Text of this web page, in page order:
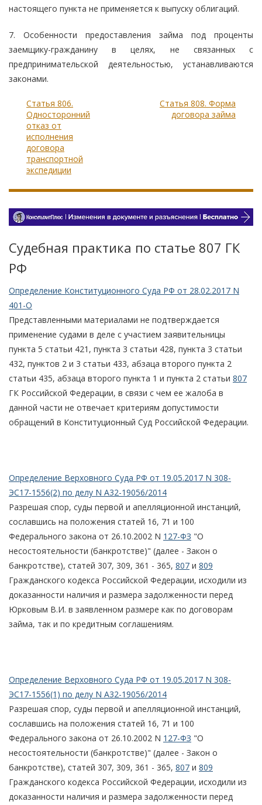
настоящего пункта не применяется к выпуску облигаций.
7. Особенности предоставления займа под проценты
заемщику-гражданину в целях, не связанных с
предпринимательской деятельностью, устанавливаются
законами.
Статья 806.
Односторонний
отказ от
исполнения
договора
транспортной
экспедиции
Статья 808. Форма
договора займа
Судебная практика по статье 807 ГК
РФ
Определение Конституционного Суда РФ от 28.02.2017 N
401-О
Представленными материалами не подтверждается
применение судами в деле с участием заявительницы
пункта 5 статьи 421, пункта 3 статьи 428, пункта 3 статьи
432, пунктов 2 и 3 статьи 433, абзаца второго пункта 2
статьи 435, абзаца второго пункта 1 и пункта 2 статьи 807
ГК Российской Федерации, в связи с чем ее жалоба в
данной части не отвечает критериям допустимости
обращений в Конституционный Суд Российской Федерации.
Определение Верховного Суда РФ от 19.05.2017 N 308-
ЭС17-1556(2) по делу N А32-19056/2014
Разрешая спор, суды первой и апелляционной инстанций,
сославшись на положения статей 16, 71 и 100
Федерального закона от 26.10.2002 N 127-ФЗ "О
несостоятельности (банкротстве)" (далее - Закон о
банкротстве), статей 307, 309, 361 - 365, 807 и 809
Гражданского кодекса Российской Федерации, исходили из
доказанности наличия и размера задолженности перед
Юрковым В.И. в заявленном размере как по договорам
займа, так и по кредитным соглашениям.
Определение Верховного Суда РФ от 19.05.2017 N 308-
ЭС17-1556(1) по делу N А32-19056/2014
Разрешая спор, суды первой и апелляционной инстанций,
сославшись на положения статей 16, 71 и 100
Федерального закона от 26.10.2002 N 127-ФЗ "О
несостоятельности (банкротстве)" (далее - Закон о
банкротстве), статей 307, 309, 361 - 365, 807 и 809
Гражданского кодекса Российской Федерации, исходили из
доказанности наличия и размера задолженности перед